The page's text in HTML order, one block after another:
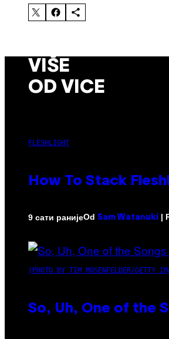
VIŠE
OD VICE
FLESHLIGHT
How To Stack
9 сати ранијеOd Sam Watanuki |
(PHOTO BY TIM MOSENFELDER/GETTY
So, Uh, One of the